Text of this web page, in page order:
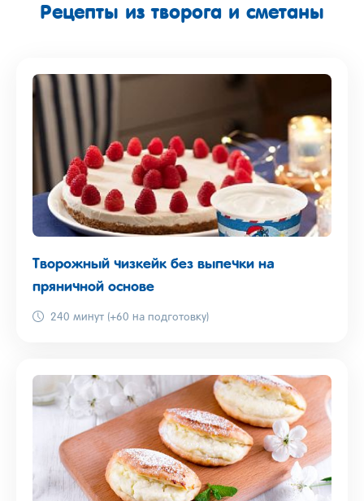
Рецепты из творога и сметаны
Творожный чизкейк без выпечки на
пряничной основе
240 минут (+60 на подготовку)